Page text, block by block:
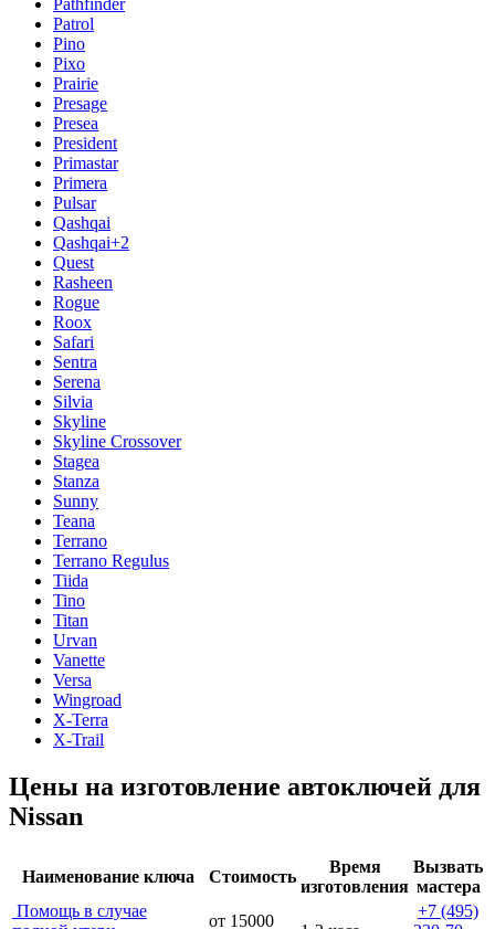
Pathfinder
Patrol
Pino
Pixo
Prairie
Presage
Presea
President
Primastar
Primera
Pulsar
Qashqai
Qashqai+2
Quest
Rasheen
Rogue
Roox
Safari
Sentra
Serena
Silvia
Skyline
Skyline Crossover
Stagea
Stanza
Sunny
Teana
Terrano
Terrano Regulus
Tiida
Tino
Titan
Urvan
Vanette
Versa
Wingroad
X-Terra
X-Trail
Цены на изготовление автоключей для
Nissan
Наименование ключа Стоимость
Время
изготовления
Вызвать
мастера
Помощь в случае
от 15000
+7 (495)